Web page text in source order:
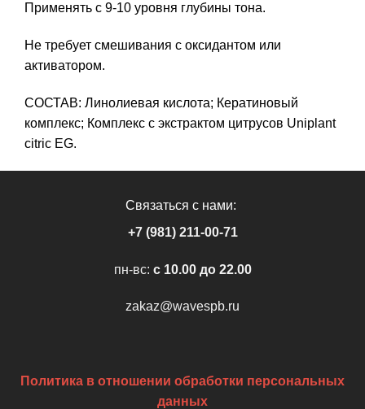
Применять с 9-10 уровня глубины тона.
Не требует смешивания с оксидантом или
активатором.
СОСТАВ: Линолиевая кислота; Кератиновый
комплекс; Комплекс с экстрактом цитрусов Uniplant
citric EG.
Связаться с нами:
+7 (981) 211-00-71
пн-вс: c 10.00 до 22.00
zakaz@wavespb.ru
Политика в отношении обработки персональных
данных